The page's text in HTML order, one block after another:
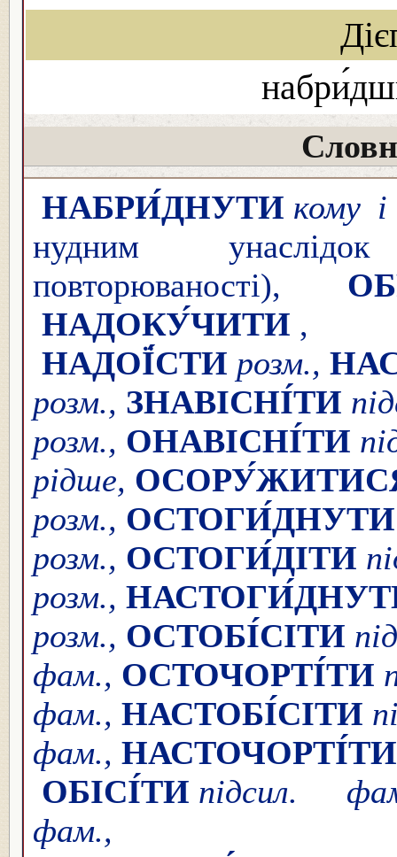
НАБРИ́ДНУТИ кому
нудним
повторюваності),
НАДОКУ́ЧИТИ ,
НАДОЇ́СТИ розм.,
розм., ЗНАВІСНІ́ТИ
розм., ОНАВІСНІ́ТИ
рідше,
розм., ОСТОГИ́ДНУТИ
розм., ОСТОГИ́ДІТИ
розм.,
розм., ОСТОБІ́СІТИ
фам., ОСТОЧОРТІ́ТИ
фам., НАСТОБІ́СІТИ
фам., НАСТОЧОРТІ́ТИ
ОБІСІ́ТИ підсил.
фам.,